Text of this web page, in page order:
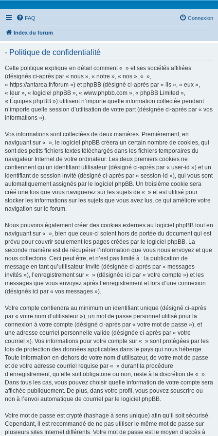
FAQ Connexion
Index du forum
- Politique de confidentialité
Cette politique explique en détail comment « » et ses sociétés affiliées
(désignés ci-après par « nous », « notre », « nos », « »,
« https://antarea.fr/forum ») et phpBB (désigné ci-après par « ils », « eux »,
« leur », « logiciel phpBB », « www.phpbb.com », « phpBB Limited »,
« Équipes phpBB ») utilisent n’importe quelle information collectée pendant
n’importe quelle session d’utilisation de votre part (désignée ci-après par « vos
informations »).
Vos informations sont collectées de deux manières. Premièrement, en
naviguant sur « », le logiciel phpBB créera un certain nombre de cookies, qui
sont des petits fichiers textes téléchargés dans les fichiers temporaires du
navigateur Internet de votre ordinateur. Les deux premiers cookies ne
contiennent qu’un identifiant utilisateur (désigné ci-après par « user-id ») et un
identifiant de session invité (désigné ci-après par « session-id »), qui vous sont
automatiquement assignés par le logiciel phpBB. Un troisième cookie sera
créé une fois que vous naviguerez sur les sujets de « » et est utilisé pour
stocker les informations sur les sujets que vous avez lus, ce qui améliore votre
navigation sur le forum.
Nous pouvons également créer des cookies externes au logiciel phpBB tout en
naviguant sur « », bien que ceux-ci soient hors de portée du document qui est
prévu pour couvrir seulement les pages créées par le logiciel phpBB. La
seconde manière est de récupérer l’information que vous nous envoyez et que
nous collectons. Ceci peut être, et n’est pas limité à : la publication de
message en tant qu’utilisateur invité (désignée ci-après par « messages
invités »), l’enregistrement sur « » (désignée ici par « votre compte ») et les
messages que vous envoyez après l’enregistrement et lors d’une connexion
(désignés ici par « vos messages »).
Votre compte contiendra au minimum un identifiant unique (désigné ci-après
par « votre nom d’utilisateur »), un mot de passe personnel utilisé pour la
connexion à votre compte (désigné ci-après par « votre mot de passe »), et
une adresse courriel personnelle valide (désignée ci-après par « votre
courriel »). Vos informations pour votre compte sur « » sont protégées par les
lois de protection des données applicables dans le pays qui nous héberge.
Toute information en-dehors de votre nom d’utilisateur, de votre mot de passe
et de votre adresse courriel requise par « » durant la procédure
d’enregistrement, qu’elle soit obligatoire ou non, reste à la discrétion de « ».
Dans tous les cas, vous pouvez choisir quelle information de votre compte sera
affichée publiquement. De plus, dans votre profil, vous pouvez souscrire ou
non à l’envoi automatique de courriel par le logiciel phpBB.
Votre mot de passe est crypté (hashage à sens unique) afin qu’il soit sécurisé.
Cependant, il est recommandé de ne pas utiliser le même mot de passe sur
plusieurs sites Internet différents. Votre mot de passe est le moyen d’accès à